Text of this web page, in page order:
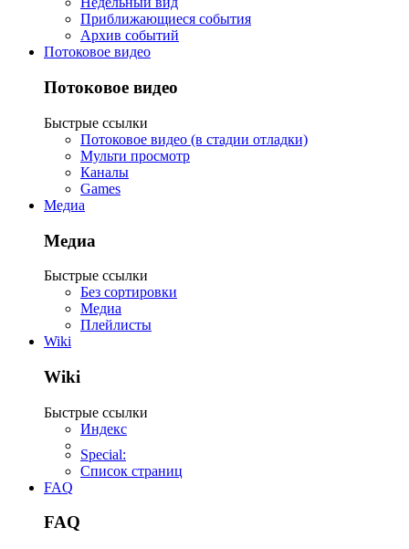
Приближающиеся события
Архив событий
Потоковое видео
Потоковое видео
Быстрые ссылки
Потоковое видео (в стадии отладки)
Мульти просмотр
Каналы
Games
Медиа
Медиа
Быстрые ссылки
Без сортировки
Медиа
Плейлисты
Wiki
Wiki
Быстрые ссылки
Индекс
Special:
Список страниц
FAQ
FAQ